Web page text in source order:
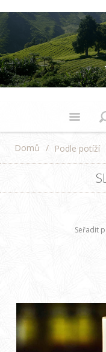
Domů / Podle potíží
Seřadit